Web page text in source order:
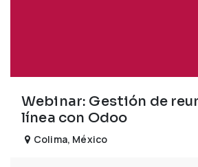
Webinar: Gestión de
línea con Odoo
Colima, México